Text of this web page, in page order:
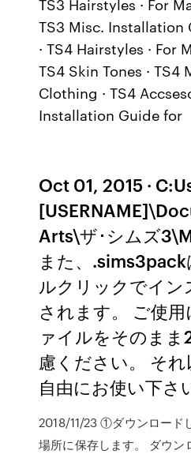
TS3 Misc. Installation
· TS4 Hairstyles · For
TS4 Skin Tones · TS4
Clothing · TS4
Installation Guide for
Oct 01, 2015 ·
Arts\ザ･シムズ
また、
ルクリックでイン
されます。 ご使
ァイルをそのまま
慮ください。 そ
自由にお使い下さ
2018/11/23 ①ダウンロード
場所に保存します。 ダウン